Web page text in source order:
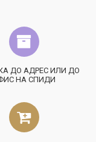
ДО АДРЕС ИЛИ ДО
НА СПИДИ